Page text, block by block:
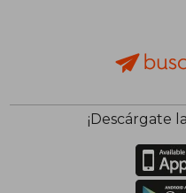
¡Descárgate